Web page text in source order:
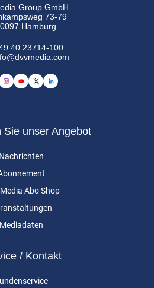
Group GmbH
73-79
Hamburg
40 23714-100
Sie unser Angebot
Nachrichten
Abo Shop
Mediadaten
/ Kontakt